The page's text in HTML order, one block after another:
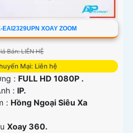
XOAY ZOOM
Bán: LIÊN HỆ
Mại: Liên hệ
: FULL HD 1080P .
: IP.
: Hồng Ngoại Siêu Xa
Xoay 360.